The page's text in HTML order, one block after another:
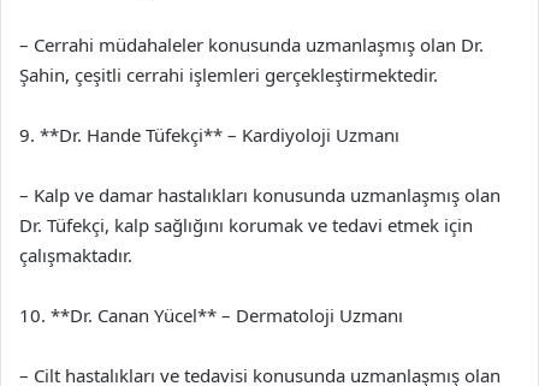
– Cerrahi müdahaleler konusunda uzmanlaşmış olan Dr.
Şahin, çeşitli cerrahi işlemleri gerçekleştirmektedir.
9. **Dr. Hande Tüfekçi** – Kardiyoloji Uzmanı
– Kalp ve damar hastalıkları konusunda uzmanlaşmış olan
Dr. Tüfekçi, kalp sağlığını korumak ve tedavi etmek için
çalışmaktadır.
10. **Dr. Canan Yücel** – Dermatoloji Uzmanı
– Cilt hastalıkları ve tedavisi konusunda uzmanlaşmış olan